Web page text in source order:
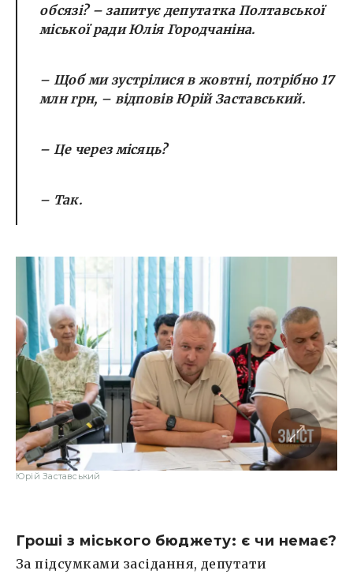
обсязі? – запитує депутатка Полтавської
міської ради Юлія Городчаніна.
– Щоб ми зустрілися в жовтні, потрібно 17
млн грн, – відповів Юрій Заставський.
– Це через місяць?
– Так.
Юрій Заставський
Гроші з міського бюджету: є чи немає?
За підсумками засідання, депутати